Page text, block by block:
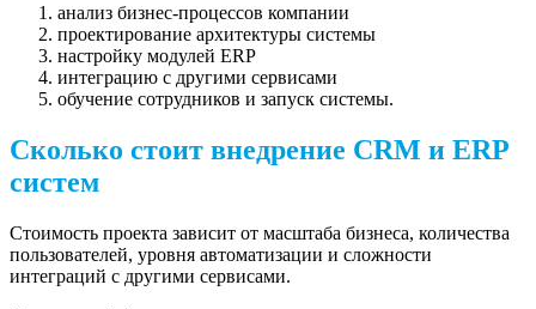
анализ бизнес-процессов компании
проектирование архитектуры системы
настройку модулей ERP
интеграцию с другими сервисами
обучение сотрудников и запуск системы.
Сколько стоит внедрение CRM и ERP
систем
Стоимость проекта зависит от масштаба бизнеса, количества
пользователей, уровня автоматизации и сложности
интеграций с другими сервисами.